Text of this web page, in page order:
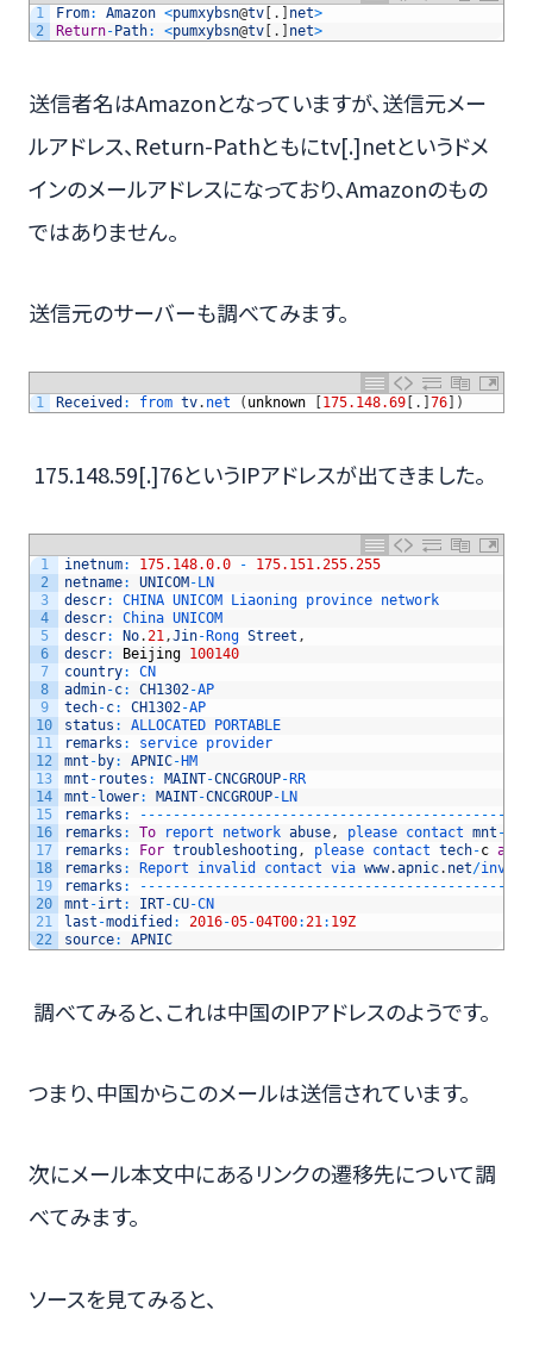
1
2
From: Amazon <pumxybsn@tv . net>
Return- Path: <pumxybsn@tv . net>
送信者名はAmazonとなっていますが、送信元メー
ルアドレス、Return-Pathともにtv[.]netというドメ
インのメールアドレスになっており、Amazonのもの
ではありません。
送信元のサーバーも調べてみます。
1 Received : from tv. net ( unknown 175.148.69 . 76 )
175.148.59[.]76というIPアドレスが出てきました。
1
2
3
4
5
6
7
8
9
10
11
12
13
14
15
16
17
18
19
20
21
22
inetnum: 175.148.0.0 -
175.151.255.255
netname: UNICOM - LN
descr: CHINA UNICOM Liaoning province network
descr: China UNICOM
descr: No.21,Jin- Rong Street ,
descr: Beijing 100140
country:
CN
admin-c: CH1302-AP
tech-c: CH1302-AP
status : ALLOCATED
PORTABLE
remarks : service provider
mnt - by: APNIC- HM
mnt - routes : MAINT-CNCGROUP- RR
mnt - lower: MAINT-CNCGROUP- LN
remarks : -- -- -- -- -- -- -- -- -- -- -- -- -- -- -- -- -- -- -- -- -- --
remarks : To report network abuse, please contact mnt -
remarks : For troubleshooting, please contact tech-c and
remarks : Report invalid contact via www.apnic. net/
remarks : -- -- -- -- -- -- -- -- -- -- -- -- -- -- -- -- -- -- -- -- -- --
mnt -irt : IRT-CU-CN
last -modified : 2016-05-04T00:21: 19Z
source: APNIC
調べてみると、これは中国のIPアドレスのようです。
つまり、中国からこのメールは送信されています。
次にメール本文中にあるリンクの遷移先について調
べてみます。
ソースを見てみると、